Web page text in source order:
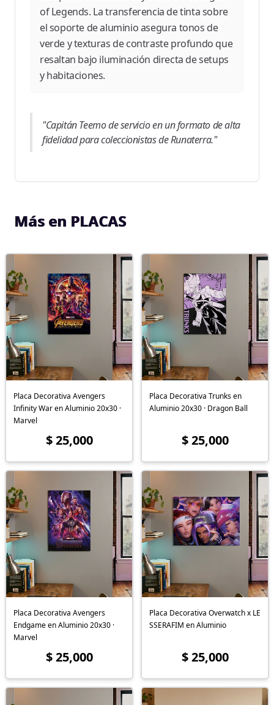
of Legends. La transferencia de tinta sobre
el soporte de aluminio asegura tonos de
verde y texturas de contraste profundo que
resaltan bajo iluminación directa de setups
y habitaciones.
"Capitán Teemo de servicio en un formato de alta
fidelidad para coleccionistas de Runaterra."
Más en PLACAS
Placa Decorativa Avengers
Infinity War en Aluminio 20x30 ·
Marvel
$ 25,000
Placa Decorativa Trunks en
Aluminio 20x30 · Dragon Ball
$ 25,000
Placa Decorativa Avengers
Endgame en Aluminio 20x30 ·
Marvel
$ 25,000
Placa Decorativa Overwatch x LE
SSERAFIM en Aluminio
$ 25,000